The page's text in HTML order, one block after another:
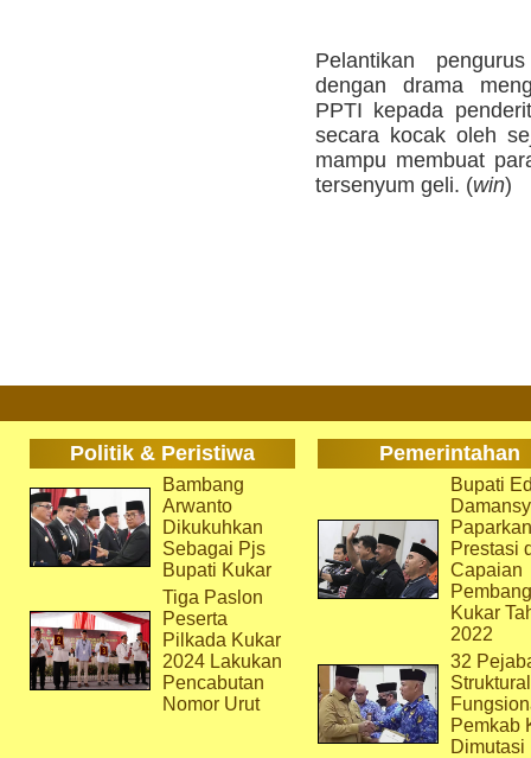
Pelantikan
dengan drama
PPTI kepada
secara kocak oleh
mampu membuat
tersenyum geli. (win)
Politik & Peristiwa Pemerintahan
Bambang
Arwanto
Dikukuhkan
Sebagai Pjs
Bupati Kukar
Tiga Paslon
Peserta
Pilkada Kukar
2024 Lakukan
Pencabutan
Nomor Urut
Bupati
Paparkan
Prestasi
Capaian
Kukar
2022
32
Pemkab
Dimutasi